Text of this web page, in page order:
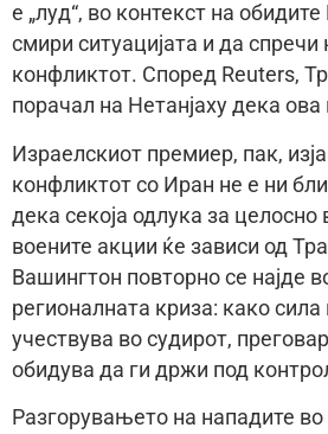
е „луд“, во контекст на
смири ситуацијата и да
конфликтот. Според Reuters,
порачал на Нетанјаху дека
Израелскиот премиер, пак,
конфликтот со Иран не е ни
дека секоја одлука за
воените акции ќе зависи од
Вашингтон повторно се најде
регионалната криза: како
учествува во судирот,
обидува да ги држи под
Разгорувањето на нападите во